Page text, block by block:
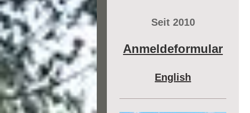
Seit 2010
Anmeldeformular
English